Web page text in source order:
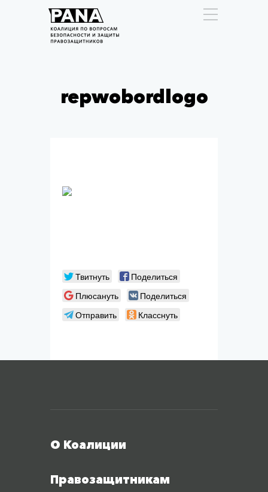
repwobordlogo
Твитнуть
Поделиться
Плюсануть
Поделиться
Отправить
Класснуть
О Коалиции
Правозащитникам